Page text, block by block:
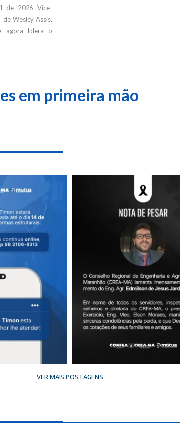
de 2026 Vice-
Wesley Assis,
agora lidera o
em primeira mão
VER MAIS POSTAGENS